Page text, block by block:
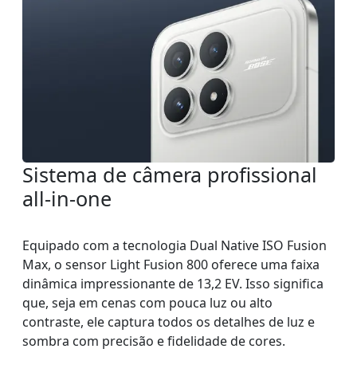
Sistema de câmera profissional
all-in-one
Equipado com a tecnologia Dual Native ISO Fusion
Max, o sensor Light Fusion 800 oferece uma faixa
dinâmica impressionante de 13,2 EV. Isso significa
que, seja em cenas com pouca luz ou alto
contraste, ele captura todos os detalhes de luz e
sombra com precisão e fidelidade de cores.